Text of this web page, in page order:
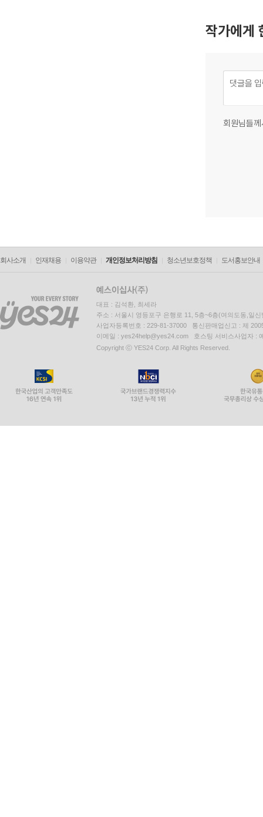
작가에게
회원님들
회사소개 인재채용 이용약관 개인정보처리방침 청소년보호정책 도서홍보안내
대표 : 김석환, 최세라
주소 : 서울시 영등포구 은행로 11, 5층~6층(여의도동,일신
사업자등록번호 : 229-81-37000 통신판매업신고 : 제
이메일 : yes24help@yes24.com 호스팅 서비스사업자 :
Copyright ⓒ YES24 Corp. All Rights Reserved.